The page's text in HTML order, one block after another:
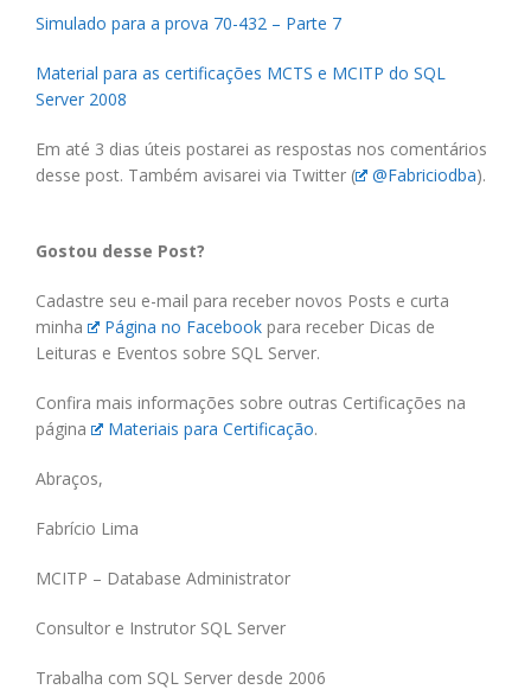
Simulado para a prova 70-432 – Parte 7
Material para as certificações MCTS e MCITP do SQL
Server 2008
Em até 3 dias úteis postarei as respostas nos comentários
desse post. Também avisarei via Twitter (
@Fabriciodba).
Gostou desse Post?
Cadastre seu e-mail para receber novos Posts e curta
minha
Página no Facebook para receber Dicas de
Leituras e Eventos sobre SQL Server.
Confira mais informações sobre outras Certificações na
página
Materiais para Certificação.
Abraços,
Fabrício Lima
MCITP – Database Administrator
Consultor e Instrutor SQL Server
Trabalha com SQL Server desde 2006